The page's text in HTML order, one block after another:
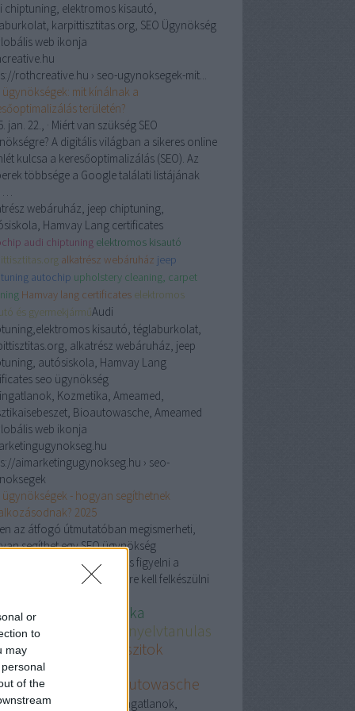
or
to
may
of the
chiptuning, elektromos kisautó,
karpittisztitas.org, SEO Ügynökség
rothcreative.hu › seo-ugynoksegek-mit...
ügynökségek: mit kínálnak a
területén?
jan. 22., · Miért van szükség SEO
A digitális világban a sikeres online
kulcsa a keresőoptimalizálás (SEO). Az
többsége a Google találati listájának
…
webáruház, jeep chiptuning,
Hamvay Lang certificates
audi chiptuning elektromos kisautó
alkatrész webáruház jeep
autochip upholstery cleaning, carpet
Hamvay lang certificates elektromos
és gyermekjárműAudi
kisautó, téglaburkolat,
alkatrész webáruház, jeep
autósiskola, Hamvay Lang
seo ügynökség
Kozmetika, Ameamed,
Bioautowasche, Ameamed
aimarketingugynokseg.hu › seo-
ügynökségek - hogyan segíthetnek
2025
az átfogó útmutatóban megismerheti,
segíthet egy SEO ügynökség
mire érdemes figyelni a
és milyen trendekre kell felkészülni
ingatlanok
Kozmetika
Nemetnyelvtanulas
Bioautowasche
Crs ingatlanok,